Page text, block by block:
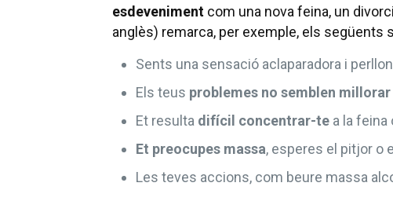
esdevenimentcom una nova feina, un
anglès) remarca, per exemple, els següents
Sents una sensació aclaparadora i
Els teus problemes no semblen millorar
Et resulta difícil concentrar-tea la feina
Et preocupes massa, esperes el pitjor o
Les teves accions, com beure massa